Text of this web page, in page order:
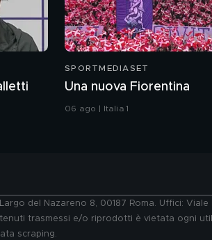
SPORTMEDIASET
Una nuova Fiorentina
06 ago | Italia 1
del Nazareno 8, 00187 Roma. Uffici:
trasmessi e/o riprodotti è vietata ogni
scraping.